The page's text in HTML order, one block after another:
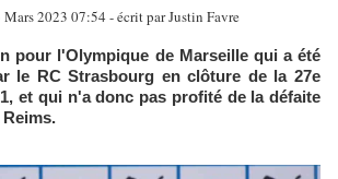
2023 07:54 - écrit parJustin Favre
pour l'Olympique de Marseille qui a été
le RC Strasbourg en clôture de la 27e
et qui n'a donc pas profité de la défaite